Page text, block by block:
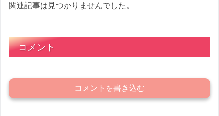
関連記事は見つかりませんでした。
コメント
コメントを書き込む